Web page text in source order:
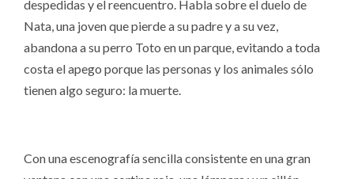
despedidas y el reencuentro. Habla sobre el duelo de
Nata, una joven que pierde a su padre y a su vez,
abandona a su perro Toto en un parque, evitando a toda
costa el apego porque las personas y los animales sólo
tienen algo seguro: la muerte.
Con una escenografía sencilla consistente en una gran